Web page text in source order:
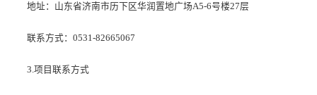
地址：山东省济南市历下区华润置地广场A5-6号楼27层
联系方式：0531-82665067
3.项目联系方式